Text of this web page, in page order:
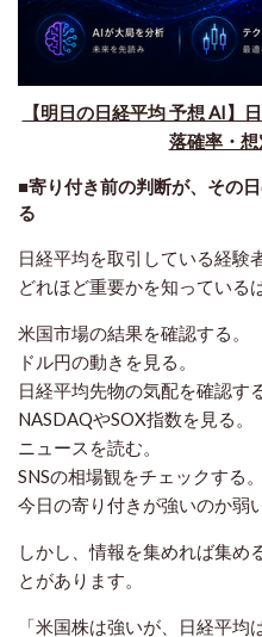
【明日の日経平均 予想 AI】
落確率・
■寄り付き前の判断が、その
る
日経平均を取引している経験
どれほど重要かを知っている
米国市場の結果を確認する。
ドル円の動きを見る。
日経平均先物の気配を確認する
NASDAQやSOX指数を見る。
ニュースを読む。
SNSの相場観をチェックする。
今日の寄り付きが強いのか弱
しかし、情報を集めれば集め
とがあります。
「米国株は強いが、日経平